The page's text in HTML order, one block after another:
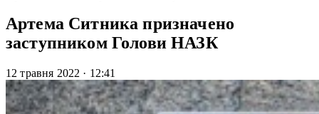
Артема Ситника призначено
заступником Голови НАЗК
12 травня 2022 · 12:41